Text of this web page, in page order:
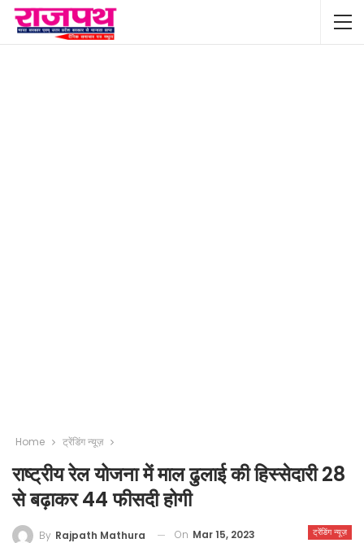
Home ट्रेंडिंग न्यूज़
राष्ट्रीय रेल योजना में माल ढुलाई की हिस्सेदारी 28
से बढ़ाकर 44 फीसदी होगी
ट्रेंडिंग न्यूज़
By Rajpath Mathura On Mar 15, 2023